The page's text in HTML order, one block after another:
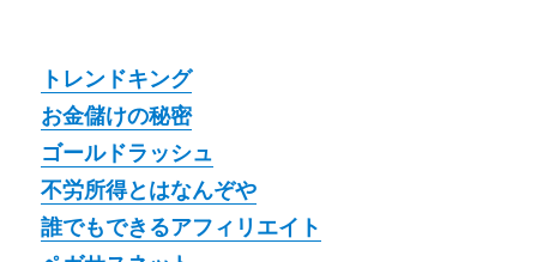
トレンドキング
お金儲けの秘密
ゴールドラッシュ
不労所得とはなんぞや
誰でもできるアフィリエイト